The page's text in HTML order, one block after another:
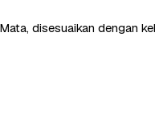
disesuaikan dengan